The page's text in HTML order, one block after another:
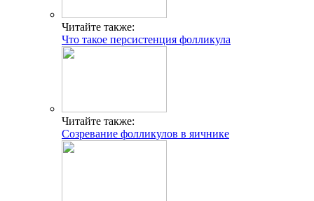
Читайте также:
Что такое персистенция фолликула
Читайте также:
Созревание фолликулов в яичнике